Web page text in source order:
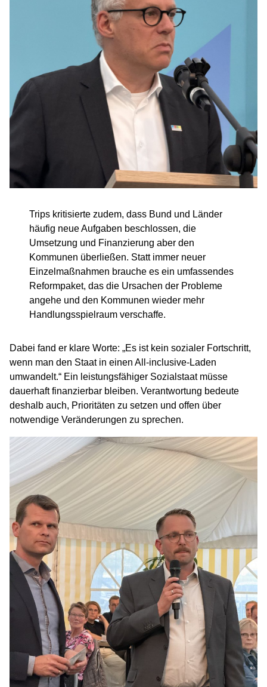
Trips kritisierte zudem, dass Bund und Länder
häufig neue Aufgaben beschlossen, die
Umsetzung und Finanzierung aber den
Kommunen überließen. Statt immer neuer
Einzelmaßnahmen brauche es ein umfassendes
Reformpaket, das die Ursachen der Probleme
angehe und den Kommunen wieder mehr
Handlungsspielraum verschaffe.
Dabei fand er klare Worte: „Es ist kein sozialer Fortschritt,
wenn man den Staat in einen All-inclusive-Laden
umwandelt.“ Ein leistungsfähiger Sozialstaat müsse
dauerhaft finanzierbar bleiben. Verantwortung bedeute
deshalb auch, Prioritäten zu setzen und offen über
notwendige Veränderungen zu sprechen.